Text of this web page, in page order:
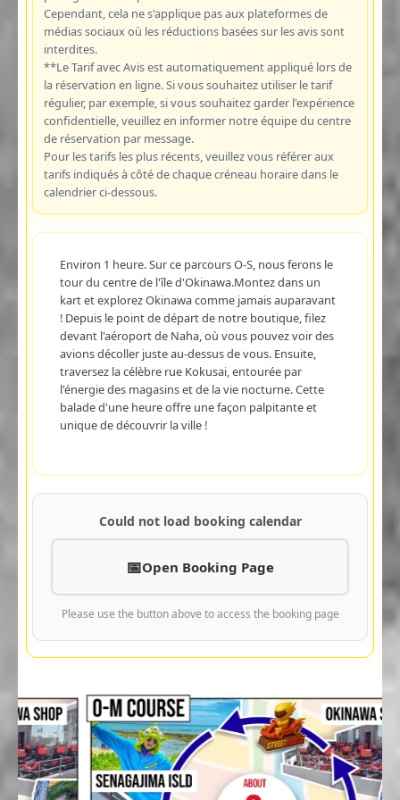
Cependant, cela ne s'applique pas aux plateformes de
médias sociaux où les réductions basées sur les avis sont
interdites.
**Le Tarif avec Avis est automatiquement appliqué lors de
la réservation en ligne. Si vous souhaitez utiliser le tarif
régulier, par exemple, si vous souhaitez garder l'expérience
confidentielle, veuillez en informer notre équipe du centre
de réservation par message.
Pour les tarifs les plus récents, veuillez vous référer aux
tarifs indiqués à côté de chaque créneau horaire dans le
calendrier ci-dessous.
Environ 1 heure. Sur ce parcours O-S, nous ferons le
tour du centre de l'île d'Okinawa.Montez dans un
kart et explorez Okinawa comme jamais auparavant
! Depuis le point de départ de notre boutique, filez
devant l'aéroport de Naha, où vous pouvez voir des
avions décoller juste au-dessus de vous. Ensuite,
traversez la célèbre rue Kokusai, entourée par
l'énergie des magasins et de la vie nocturne. Cette
balade d'une heure offre une façon palpitante et
unique de découvrir la ville !
Could not load booking calendar
Open Booking Page
Please use the button above to access the booking page